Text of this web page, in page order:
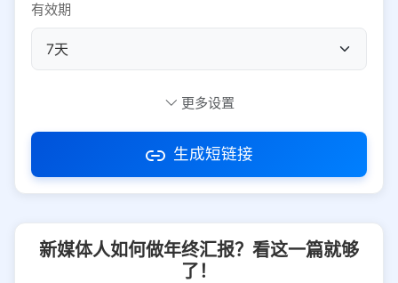
有效期
访问密码
更多设置
生成短链接
新媒体人如何做年终汇报？看这一篇就够
了！